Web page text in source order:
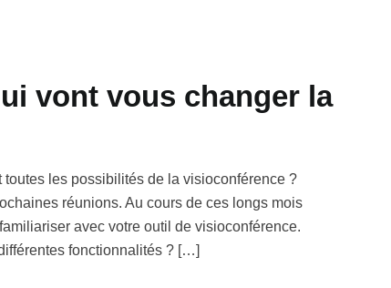
vont vous changer la
les possibilités de la visioconférence ?
réunions. Au cours de ces longs mois
avec votre outil de visioconférence.
fonctionnalités ? […]